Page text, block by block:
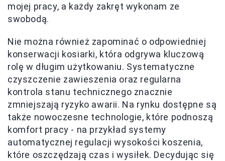
mojej pracy, a każdy zakręt wykonam ze
swobodą.
Nie można również zapominać o odpowiedniej
konserwacji kosiarki, która odgrywa kluczową
rolę w długim użytkowaniu. Systematyczne
czyszczenie zawieszenia oraz regularna
kontrola stanu technicznego znacznie
zmniejszają ryzyko awarii. Na rynku dostępne są
także nowoczesne technologie, które podnoszą
komfort pracy - na przykład systemy
automatycznej regulacji wysokości koszenia,
które oszczędzają czas i wysiłek. Decydując się